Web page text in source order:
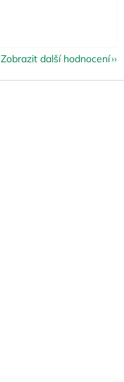
Zobrazit další hodnocení